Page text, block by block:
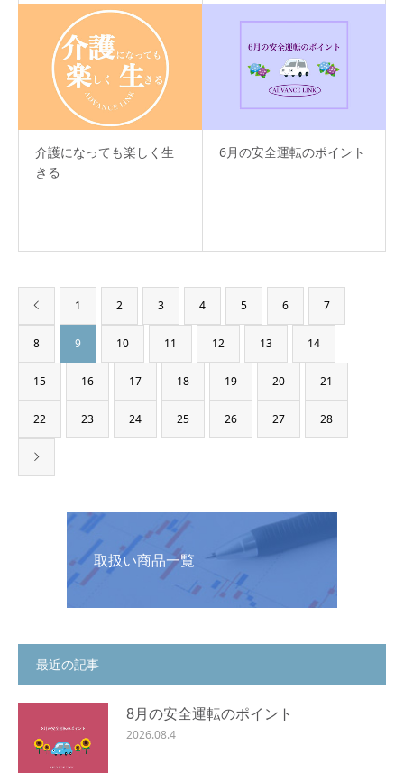
介護になっても楽しく生
きる
6月の安全運転のポイント
1 2 3 4 5 6 7
8 9 10 11 12 13 14
15 16 17 18 19 20 21
22 23 24 25 26 27 28
取扱い商品一覧
最近の記事
8月の安全運転のポイント
2026.08.4